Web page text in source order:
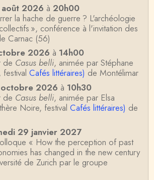
2026 à 20h00
la hache de guerre ? L'archéologie
», conférence à l'invitation des
Carnac (56)
2026 à 14h00
de Casus belli, animée par Stéphane
Cafés littéraires) de Montélimar
octobre 2026 à 10h30
de Casus belli, animée par Elsa
Noire, festival Cafés littéraires) de
29 janvier 2027
« How the perception of past
has changed in the new century
de Zurich par le groupe